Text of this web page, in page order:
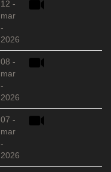
12 -
mar
-
2026
08 -
mar
-
2026
07 -
mar
-
2026